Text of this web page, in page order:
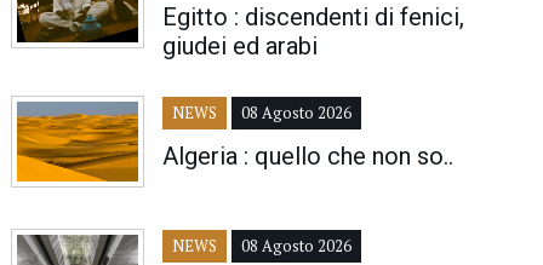
Egitto : discendenti di fenici,
giudei ed arabi
NEWS 08 Agosto 2026
Algeria : quello che non so..
NEWS 08 Agosto 2026